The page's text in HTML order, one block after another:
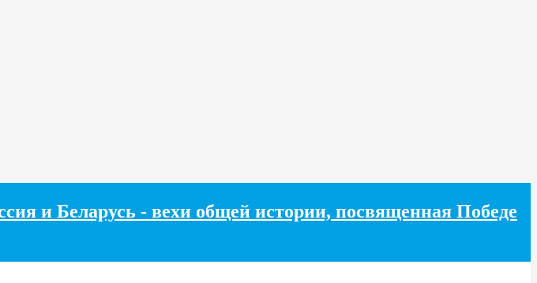
и Беларусь - вехи общей истории, посвященная Победе